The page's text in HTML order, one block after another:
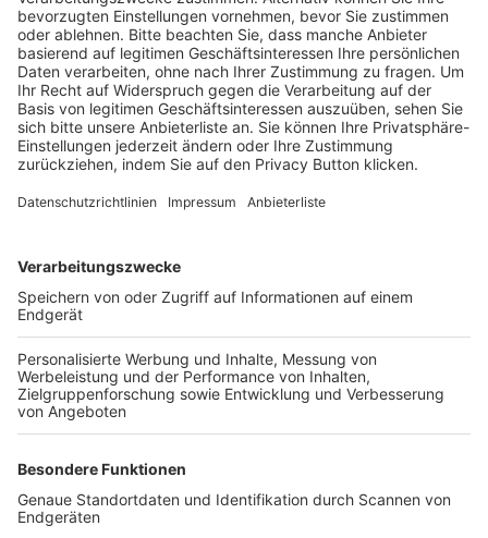
Schulungsangebot Vereinsmitarbeiter
BFV-Geschäftsstellen
Trainerbörse
Login SpielPlus
FOLGE DEM BFV
TOP-VEREINE
TOP-PARTNER